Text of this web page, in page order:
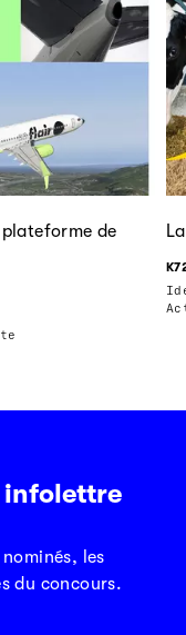
de
infolettre
les
du concours.